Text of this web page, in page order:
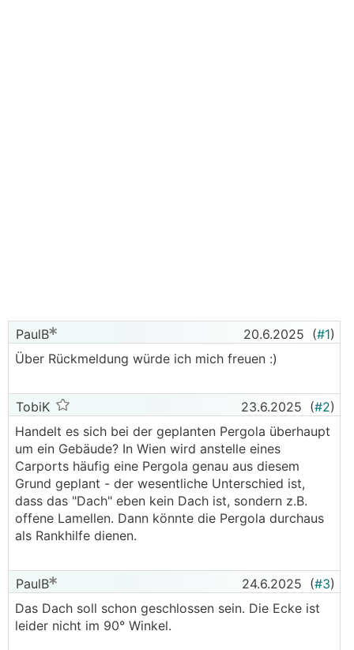
PaulB 20.6.2025 (#1)
Über Rückmeldung würde ich mich freuen :)
TobiK 23.6.2025 (#2)
Handelt es sich bei der geplanten Pergola überhaupt
um ein Gebäude? In Wien wird anstelle eines
Carports häufig eine Pergola genau aus diesem
Grund geplant - der wesentliche Unterschied ist,
dass das "Dach" eben kein Dach ist, sondern z.B.
offene Lamellen. Dann könnte die Pergola durchaus
als Rankhilfe dienen.
PaulB 24.6.2025 (#3)
Das Dach soll schon geschlossen sein. Die Ecke ist
leider nicht im 90° Winkel.